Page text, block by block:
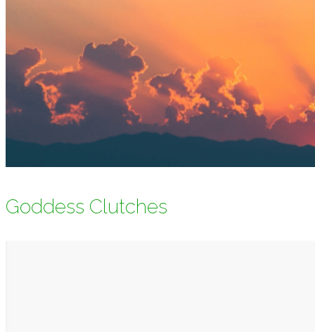
Goddess Clutches